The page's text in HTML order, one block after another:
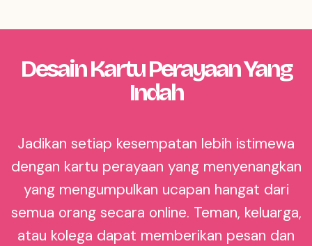
Desain Kartu Perayaan Yang
Indah
Jadikan setiap kesempatan lebih istimewa
dengan kartu perayaan yang menyenangkan
yang mengumpulkan ucapan hangat dari
semua orang secara online. Teman, keluarga,
atau kolega dapat memberikan pesan dan